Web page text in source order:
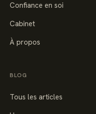
Confiance en soi
Cabinet
À propos
BLOG
Tous les articles